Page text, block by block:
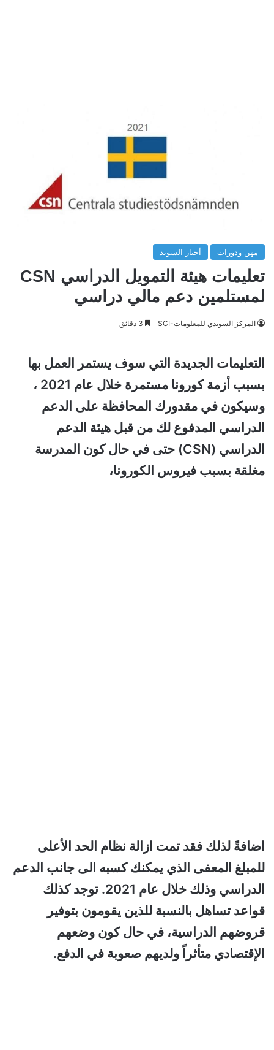
مهن ودورات أخبار السويد
تعليمات هيئة التمويل الدراسي CSN
لمستلمين دعم مالي دراسي
المركز السويدي للمعلومات-SCI
التعليمات الجديدة التي سوف يستمر العمل بها
بسبب أزمة كورونا مستمرة خلال عام 2021 ،
وسيكون في مقدورك المحافظة على الدعم
الدراسي المدفوع لك من قبل هيئة الدعم
الدراسي (CSN) حتى في حال كون المدرسة
مغلقة بسبب فيروس الكورونا،
اضافةً لذلك فقد تمت ازالة نظام الحد الأعلى
للمبلغ المعفى الذي يمكنك كسبه الى جانب الدعم
الدراسي وذلك خلال عام 2021. توجد كذلك
قواعد تساهل بالنسبة للذين يقومون بتوفير
قروضهم الدراسية، في حال كون وضعهم
الإقتصادي متأثراً ولديهم صعوبة في الدفع.